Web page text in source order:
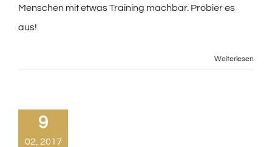
Menschen mit etwas Training machbar. Probier es
aus!
Weiterlesen
9
02, 2017